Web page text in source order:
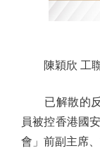
陳穎欣 工
已解散的反
員被控香港國
會」前副主席